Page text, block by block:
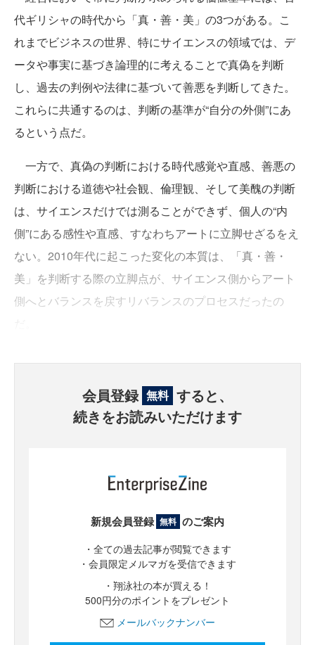
代ギリシャの時代から「真・善・美」の3つがある。こ
れまでビジネスの世界、特にサイエンスの領域では、デ
ータや事実に基づき論理的に考えることで真偽を判断
し、過去の判例や法律に基づいて善悪を判断してきた。
これらに共通するのは、判断の基準が“自分の外側”にあ
るという点だ。
一方で、真偽の判断における時代感覚や直感、善悪の
判断における道徳や社会観、倫理観、そして美醜の判断
は、サイエンスだけでは測ることができず、個人の“内
側”にある感性や直感、すなわちアートに立脚せざるをえ
ない。2010年代に起こった変化の本質は、「真・善・
美」を判断する際の立脚点が、サイエンス側からアート
側へとバランスを戻すリバランスのプロセスだったの
会員登録 無料 すると、
続きをお読みいただけます
新規会員登録 無料 のご案内
・全ての過去記事が閲覧できます
・会員限定メルマガを受信できます
・翔泳社の本が買える！
500円分のポイントをプレゼント
メールバックナンバー